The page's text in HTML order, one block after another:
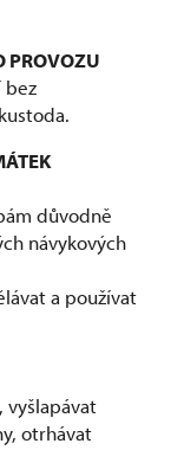
PROVOZU
bez
důvodně
návykových
a používat
otrhávat